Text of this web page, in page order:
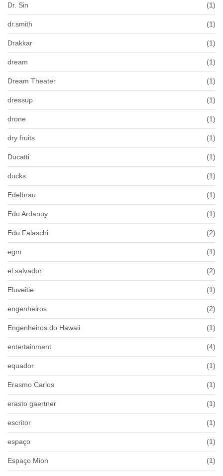
Dr. Sin (1)
dr.smith (1)
Drakkar (1)
dream (1)
Dream Theater (1)
dressup (1)
drone (1)
dry fruits (1)
Ducatti (1)
ducks (1)
Edelbrau (1)
Edu Ardanuy (1)
Edu Falaschi (2)
egm (1)
el salvador (2)
Eluveitie (1)
engenheiros (2)
Engenheiros do Hawaii (1)
entertainment (4)
equador (1)
Erasmo Carlos (1)
erasto gaertner (1)
escritor (1)
espaço (1)
Espaço Mion (1)